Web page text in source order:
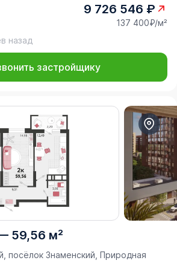
9 726 546 ₽
137 400₽/м²
назад
застройщику
59,56 м²
посёлок Знаменский, Природная